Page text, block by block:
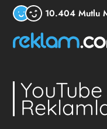
10.404 Mutlu